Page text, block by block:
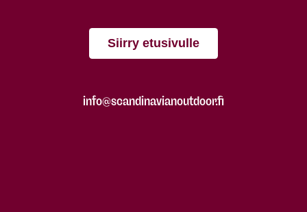
Siirry etusivulle
info@scandinavianoutdoor.fi